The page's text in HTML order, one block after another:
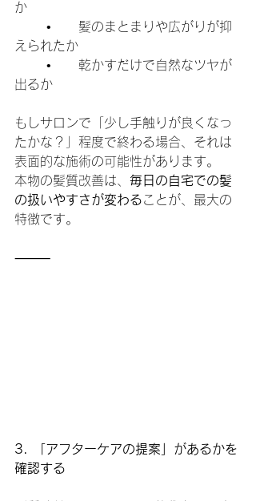
か
えられたか
出るか
もしサロンで「少し手触りが良くなっ
たかな？」程度で終わる場合、それは
表面的な施術の可能性があります。
本物の髪質改善は、 毎日の自宅での髪
の扱いやすさが変わることが、最大の
特徴です。
⸻
3. 「アフターケアの提案」があるかを
確認する